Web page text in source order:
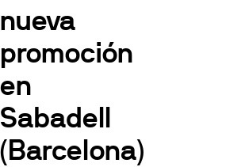
nueva
promoción
en
Sabadell
(Barcelona)